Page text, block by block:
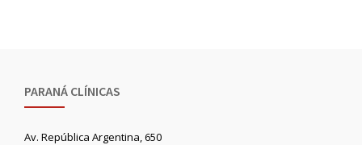
PARANÁ CLÍNICAS
Av. República Argentina, 650